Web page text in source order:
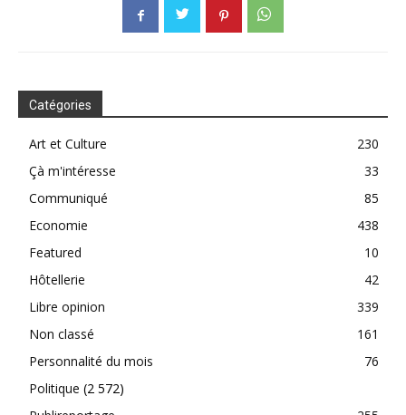
Catégories
Art et Culture
230
Çà m'intéresse
33
Communiqué
85
Economie
438
Featured
10
Hôtellerie
42
Libre opinion
339
Non classé
161
Personnalité du mois
76
Politique (2 572)